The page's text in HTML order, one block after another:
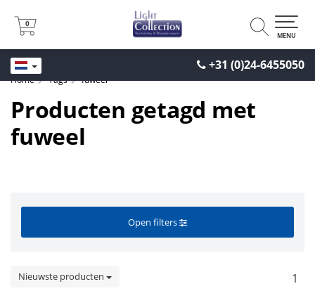
+31 (0)24-6455050
0
0
MENU
Home Tags fuweel
Producten getagd met
fuweel
Open filters
Nieuwste producten 1